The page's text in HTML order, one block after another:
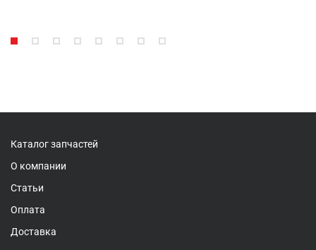
Каталог запчастей
О компании
Статьи
Оплата
Доставка